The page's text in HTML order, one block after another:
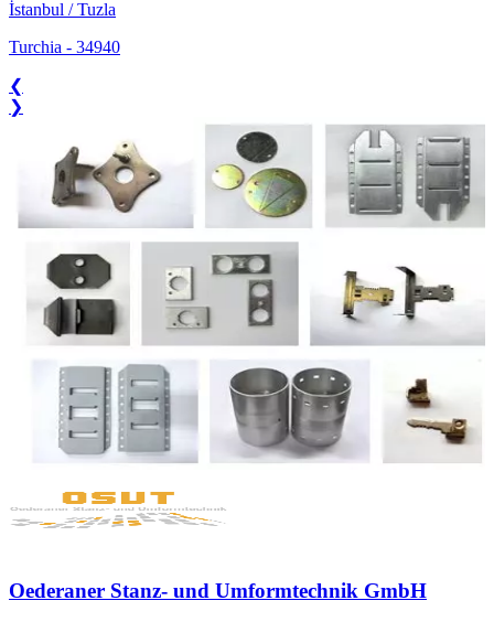
İstanbul / Tuzla
Turchia - 34940
❮
❯
Oederaner Stanz- und Umformtechnik GmbH